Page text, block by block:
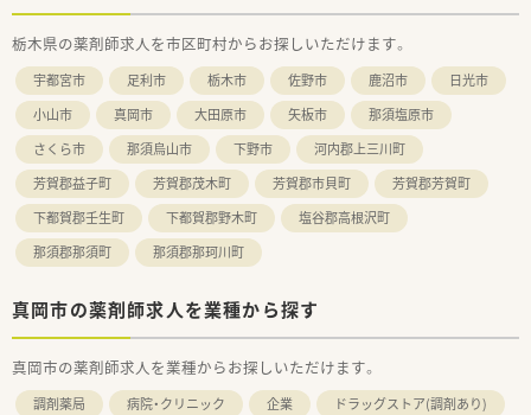
栃木県の薬剤師求人を市区町村からお探しいただけます。
宇都宮市 足利市 栃木市 佐野市 鹿沼市
日光市
小山市
真岡市 大田原市 矢板市
那須塩原市
さくら市
那須烏山市 下野市
河内郡上三川町
芳賀郡益子町
芳賀郡茂木町 芳賀郡市貝町
芳賀郡芳賀町
下都賀郡壬生町
下都賀郡野木町
塩谷郡高根沢町
那須郡那須町
那須郡那珂川町
真岡市の薬剤師求人を業種から探す
真岡市の薬剤師求人を業種からお探しいただけます。
調剤薬局 病院・クリニック 企業 ドラッグストア(調剤あり)